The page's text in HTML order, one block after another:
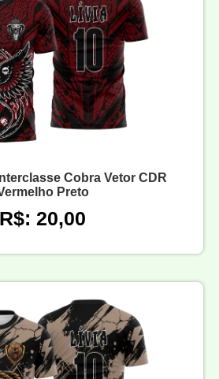
Cobra Vetor CDR
Preto
R$: 20,00